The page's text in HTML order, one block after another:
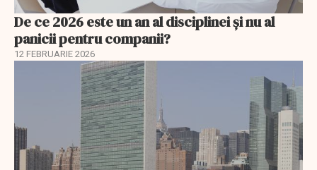
De ce 2026 este un an al disciplinei și nu al
panicii pentru companii?
12 FEBRUARIE 2026